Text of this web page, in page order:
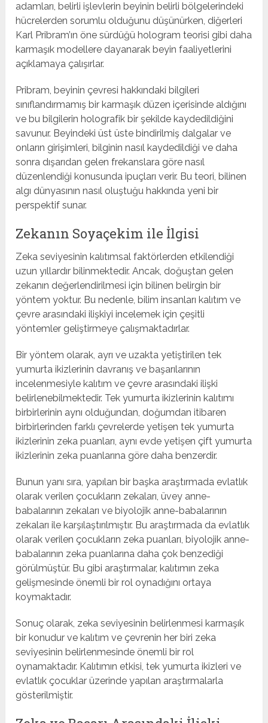
adamları, belirli işlevlerin beyinin belirli bölgelerindeki
hücrelerden sorumlu olduğunu düşünürken, diğerleri
Karl Pribram’ın öne sürdüğü hologram teorisi gibi daha
karmaşık modellere dayanarak beyin faaliyetlerini
açıklamaya çalışırlar.
Pribram, beyinin çevresi hakkındaki bilgileri
sınıflandırmamış bir karmaşık düzen içerisinde aldığını
ve bu bilgilerin holografik bir şekilde kaydedildiğini
savunur. Beyindeki üst üste bindirilmiş dalgalar ve
onların girişimleri, bilginin nasıl kaydedildiği ve daha
sonra dışarıdan gelen frekanslara göre nasıl
düzenlendiği konusunda ipuçları verir. Bu teori, bilinen
algı dünyasının nasıl oluştuğu hakkında yeni bir
perspektif sunar.
Zekanın Soyaçekim ile İlgisi
Zeka seviyesinin kalıtımsal faktörlerden etkilendiği
uzun yıllardır bilinmektedir. Ancak, doğuştan gelen
zekanın değerlendirilmesi için bilinen belirgin bir
yöntem yoktur. Bu nedenle, bilim insanları kalıtım ve
çevre arasındaki ilişkiyi incelemek için çeşitli
yöntemler geliştirmeye çalışmaktadırlar.
Bir yöntem olarak, ayrı ve uzakta yetiştirilen tek
yumurta ikizlerinin davranış ve başarılarının
incelenmesiyle kalıtım ve çevre arasındaki ilişki
belirlenebilmektedir. Tek yumurta ikizlerinin kalıtımı
birbirlerinin aynı olduğundan, doğumdan itibaren
birbirlerinden farklı çevrelerde yetişen tek yumurta
ikizlerinin zeka puanları, aynı evde yetişen çift yumurta
ikizlerinin zeka puanlarına göre daha benzerdir.
Bunun yanı sıra, yapılan bir başka araştırmada evlatlık
olarak verilen çocukların zekaları, üvey anne-
babalarının zekaları ve biyolojik anne-babalarının
zekaları ile karşılaştırılmıştır. Bu araştırmada da evlatlık
olarak verilen çocukların zeka puanları, biyolojik anne-
babalarının zeka puanlarına daha çok benzediği
görülmüştür. Bu gibi araştırmalar, kalıtımın zeka
gelişmesinde önemli bir rol oynadığını ortaya
koymaktadır.
Sonuç olarak, zeka seviyesinin belirlenmesi karmaşık
bir konudur ve kalıtım ve çevrenin her biri zeka
seviyesinin belirlenmesinde önemli bir rol
oynamaktadır. Kalıtımın etkisi, tek yumurta ikizleri ve
evlatlık çocuklar üzerinde yapılan araştırmalarla
gösterilmiştir.